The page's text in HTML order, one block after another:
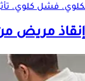
فشل كلوي.